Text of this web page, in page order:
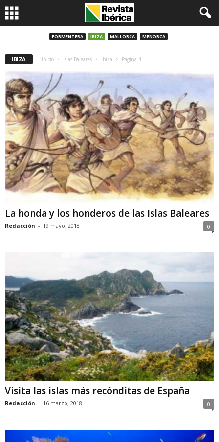
FORMENTERA IBIZA MALLORCA MENORCA
IBIZA Inicio Islas Baleares Ibiza Página 4
La honda y los honderos de las Islas Baleares
Redacción - 19 mayo, 2018 0
Visita las islas más recónditas de España
Redacción - 16 marzo, 2018 0